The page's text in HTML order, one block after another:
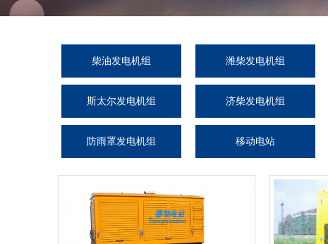
柴油发电机组 潍柴发电机组
斯太尔发电机组 济柴发电机组
防雨罩发电机组 移动电站